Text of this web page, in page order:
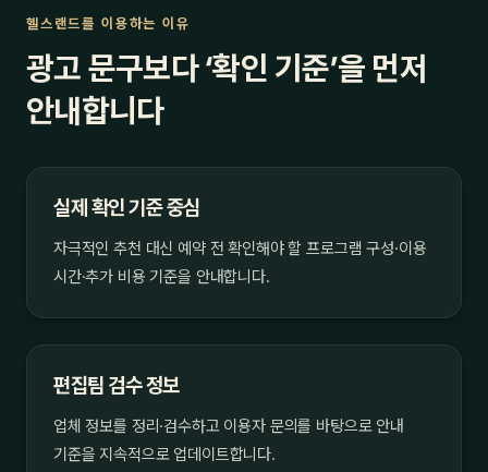
헬스랜드를 이용하는 이유
광고 문구보다 ‘확인 기준’을 먼저
안내합니다
실제 확인 기준 중심
자극적인 추천 대신 예약 전 확인해야 할 프로그램 구성·이용
시간·추가 비용 기준을 안내합니다.
편집팀 검수 정보
업체 정보를 정리·검수하고 이용자 문의를 바탕으로 안내
기준을 지속적으로 업데이트합니다.